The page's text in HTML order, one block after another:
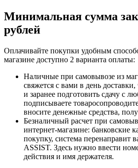
Минимальная сумма
рублей
Оплачивайте покупки удобным
магазине доступно 2 варианта оплаты:
Наличные при самовывозе из
свяжется с вами в день
и заранее подготовить сдачу с
подписываете
вносите денежные средства,
Безналичный расчет при
интернет-магазине: банковские
покупку, система перенаправит
ASSIST. Здесь нужно ввести
действия и имя держателя.